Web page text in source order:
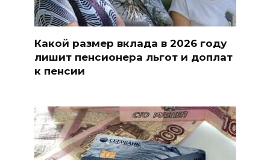
Какой размер вклада в 2026 году
лишит пенсионера льгот и доплат
к пенсии